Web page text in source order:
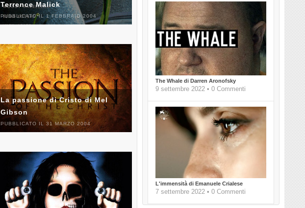
The Whale di Darren Aronofsky
9 settembre 2022 • 0 Commenti
L'immensità di Emanuele Crialese
7 settembre 2022 • 0 Commenti
Terrence Malick
PUBBLICATO IL 1 FEBBRAIO 2004
La passione di Cristo di Mel
Gibson
PUBBLICATO IL 31 MARZO 2004